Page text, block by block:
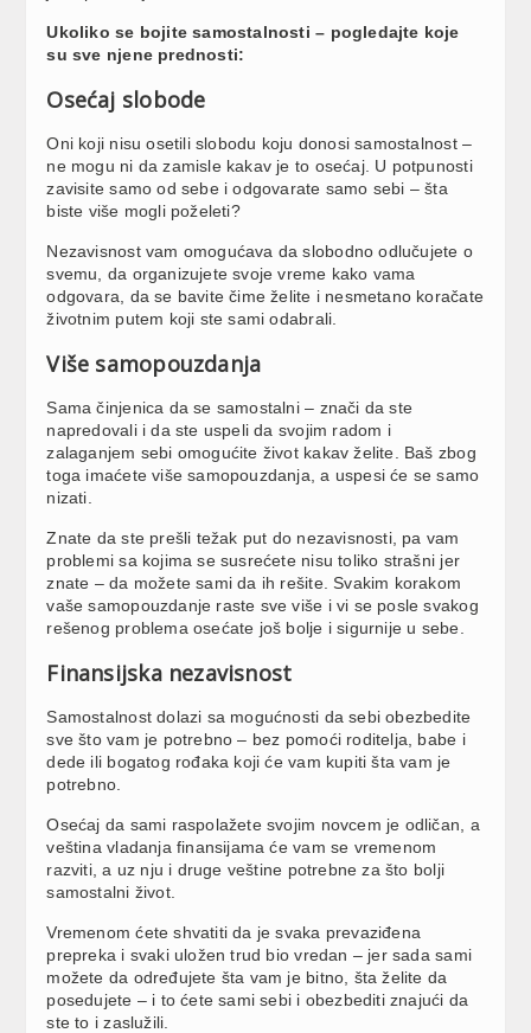
Ukoliko se bojite samostalnosti – pogledajte koje
su sve njene prednosti:
Osećaj slobode
Oni koji nisu osetili slobodu koju donosi samostalnost –
ne mogu ni da zamisle kakav je to osećaj. U potpunosti
zavisite samo od sebe i odgovarate samo sebi – šta
biste više mogli poželeti?
Nezavisnost vam omogućava da slobodno odlučujete o
svemu, da organizujete svoje vreme kako vama
odgovara, da se bavite čime želite i nesmetano koračate
životnim putem koji ste sami odabrali.
Više samopouzdanja
Sama činjenica da se samostalni – znači da ste
napredovali i da ste uspeli da svojim radom i
zalaganjem sebi omogućite život kakav želite. Baš zbog
toga imaćete više samopouzdanja, a uspesi će se samo
nizati.
Znate da ste prešli težak put do nezavisnosti, pa vam
problemi sa kojima se susrećete nisu toliko strašni jer
znate – da možete sami da ih rešite. Svakim korakom
vaše samopouzdanje raste sve više i vi se posle svakog
rešenog problema osećate još bolje i sigurnije u sebe.
Finansijska nezavisnost
Samostalnost dolazi sa mogućnosti da sebi obezbedite
sve što vam je potrebno – bez pomoći roditelja, babe i
dede ili bogatog rođaka koji će vam kupiti šta vam je
potrebno.
Osećaj da sami raspolažete svojim novcem je odličan, a
veština vladanja finansijama će vam se vremenom
razviti, a uz nju i druge veštine potrebne za što bolji
samostalni život.
Vremenom ćete shvatiti da je svaka prevaziđena
prepreka i svaki uložen trud bio vredan – jer sada sami
možete da određujete šta vam je bitno, šta želite da
posedujete – i to ćete sami sebi i obezbediti znajući da
ste to i zaslužili.